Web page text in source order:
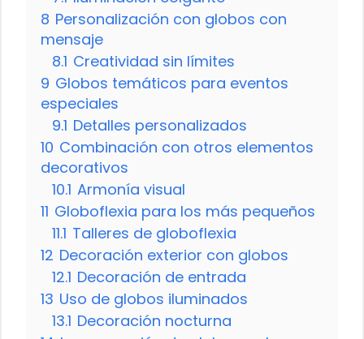
8 Personalización con globos con
mensaje
8.1 Creatividad sin límites
9 Globos temáticos para eventos
especiales
9.1 Detalles personalizados
10 Combinación con otros elementos
decorativos
10.1 Armonía visual
11 Globoflexia para los más pequeños
11.1 Talleres de globoflexia
12 Decoración exterior con globos
12.1 Decoración de entrada
13 Uso de globos iluminados
13.1 Decoración nocturna